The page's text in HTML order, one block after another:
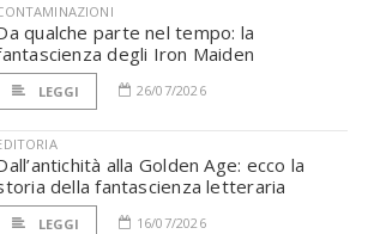
qualche parte nel tempo: la
degli Iron Maiden
LEGGI 26/07/2026
alla Golden Age: ecco la
della fantascienza letteraria
LEGGI 16/07/2026